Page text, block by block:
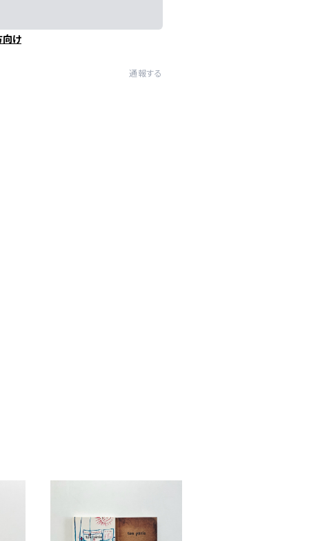
向け
通報する